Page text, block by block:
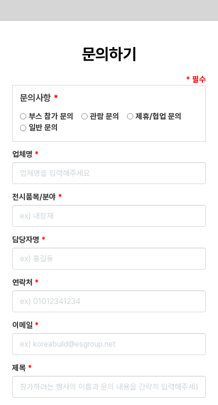
문의하기
* 필수
문의사항 *
부스 참가 문의 관람 문의
제휴/협업 문의
일반 문의
업체명 *
전시품목/분야 *
담당자명 *
연락처 *
이메일 *
제목 *